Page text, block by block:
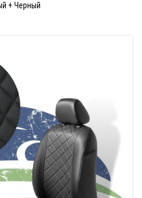
+ Черный